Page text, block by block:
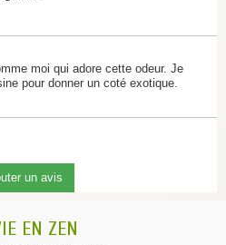
moi qui adore cette odeur. Je
pour donner un coté exotique.
EN ZEN